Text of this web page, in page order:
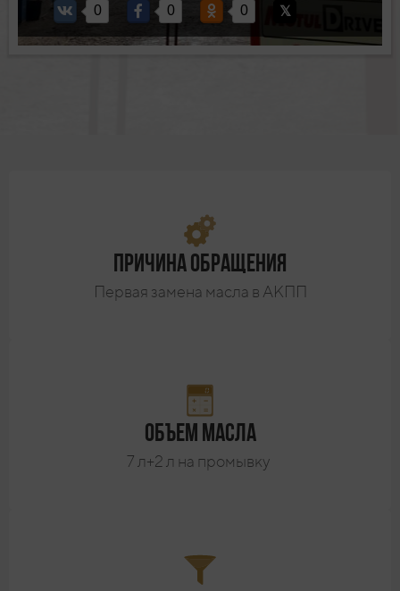
0 0 0
Причина обращения
Первая замена масла в АКПП
Объем масла
7 л+2 л на промывку